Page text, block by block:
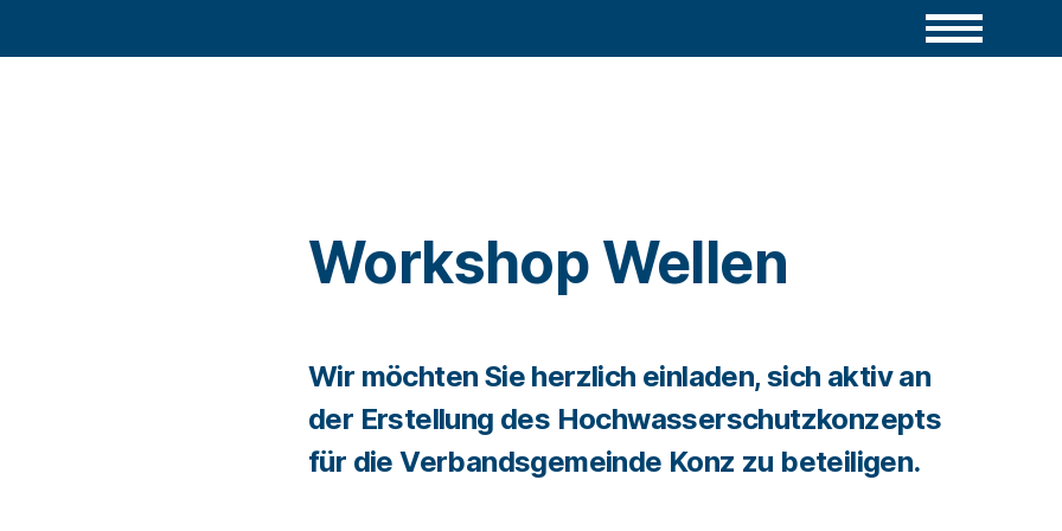
Workshop Wellen
Wir möchten Sie herzlich einladen, sich aktiv an
der Erstellung des Hochwasserschutzkonzepts
für die Verbandsgemeinde Konz zu beteiligen.